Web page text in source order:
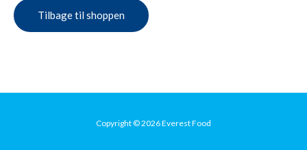
Tilbage til shoppen
Copyright © 2026 Everest Food